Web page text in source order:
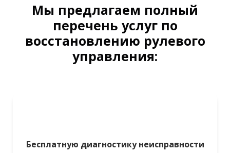
Мы предлагаем полный
перечень услуг по
восстановлению рулевого
управления:
Бесплатную диагностику неисправности